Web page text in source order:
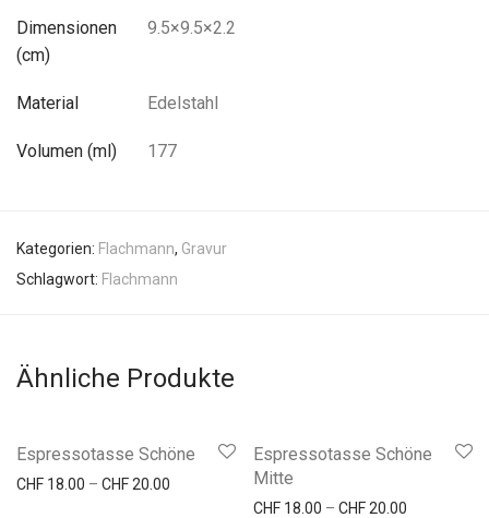
Dimensionen
(cm)
9.5×9.5×2.2
Material Edelstahl
Volumen (ml) 177
Kategorien: Flachmann, Gravur
Schlagwort: Flachmann
Ähnliche Produkte
Espressotasse Schöne
CHF 18.00 – CHF20.00 Preisspanne: CHF 18.00 bis CHF 20.00
Espressotasse Schöne
Mitte
CHF 18.00 – CHF20.00